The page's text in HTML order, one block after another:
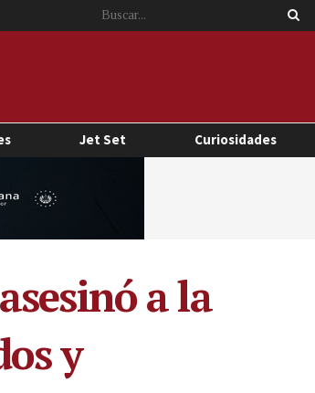
Jet Set Curiosidades
a la
y